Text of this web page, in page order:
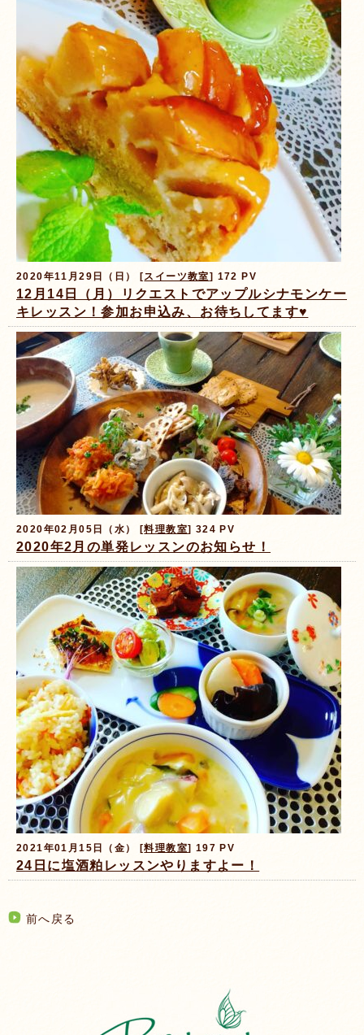
2020年11月29日（日） [スイーツ教室] 172 PV
12月14日（月）リクエストでアップルシナモンケー
キレッスン！参加お申込み、お待ちしてます♥️
2020年02月05日（水） [料理教室] 324 PV
2020年2月の単発レッスンのお知らせ！
2021年01月15日（金） [料理教室] 197 PV
24日に塩酒粕レッスンやりますよー！
前へ戻る